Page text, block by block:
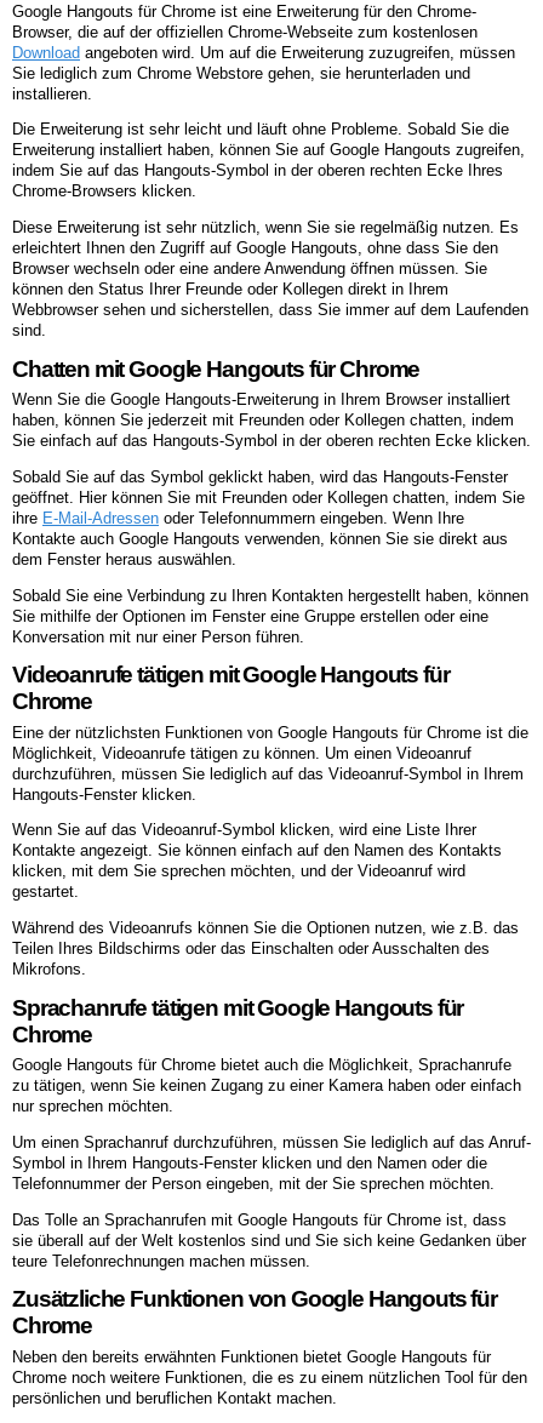
Google Hangouts für Chrome ist eine Erweiterung für den Chrome-
Browser, die auf der offiziellen Chrome-Webseite zum kostenlosen
Download angeboten wird. Um auf die Erweiterung zuzugreifen, müssen
Sie lediglich zum Chrome Webstore gehen, sie herunterladen und
installieren.
Die Erweiterung ist sehr leicht und läuft ohne Probleme. Sobald Sie die
Erweiterung installiert haben, können Sie auf Google Hangouts zugreifen,
indem Sie auf das Hangouts-Symbol in der oberen rechten Ecke Ihres
Chrome-Browsers klicken.
Diese Erweiterung ist sehr nützlich, wenn Sie sie regelmäßig nutzen. Es
erleichtert Ihnen den Zugriff auf Google Hangouts, ohne dass Sie den
Browser wechseln oder eine andere Anwendung öffnen müssen. Sie
können den Status Ihrer Freunde oder Kollegen direkt in Ihrem
Webbrowser sehen und sicherstellen, dass Sie immer auf dem Laufenden
sind.
Chatten mit Google Hangouts für Chrome
Wenn Sie die Google Hangouts-Erweiterung in Ihrem Browser installiert
haben, können Sie jederzeit mit Freunden oder Kollegen chatten, indem
Sie einfach auf das Hangouts-Symbol in der oberen rechten Ecke klicken.
Sobald Sie auf das Symbol geklickt haben, wird das Hangouts-Fenster
geöffnet. Hier können Sie mit Freunden oder Kollegen chatten, indem Sie
ihre E-Mail-Adressen oder Telefonnummern eingeben. Wenn Ihre
Kontakte auch Google Hangouts verwenden, können Sie sie direkt aus
dem Fenster heraus auswählen.
Sobald Sie eine Verbindung zu Ihren Kontakten hergestellt haben, können
Sie mithilfe der Optionen im Fenster eine Gruppe erstellen oder eine
Konversation mit nur einer Person führen.
Videoanrufe tätigen mit Google Hangouts für
Chrome
Eine der nützlichsten Funktionen von Google Hangouts für Chrome ist die
Möglichkeit, Videoanrufe tätigen zu können. Um einen Videoanruf
durchzuführen, müssen Sie lediglich auf das Videoanruf-Symbol in Ihrem
Hangouts-Fenster klicken.
Wenn Sie auf das Videoanruf-Symbol klicken, wird eine Liste Ihrer
Kontakte angezeigt. Sie können einfach auf den Namen des Kontakts
klicken, mit dem Sie sprechen möchten, und der Videoanruf wird
gestartet.
Während des Videoanrufs können Sie die Optionen nutzen, wie z.B. das
Teilen Ihres Bildschirms oder das Einschalten oder Ausschalten des
Mikrofons.
Sprachanrufe tätigen mit Google Hangouts für
Chrome
Google Hangouts für Chrome bietet auch die Möglichkeit, Sprachanrufe
zu tätigen, wenn Sie keinen Zugang zu einer Kamera haben oder einfach
nur sprechen möchten.
Um einen Sprachanruf durchzuführen, müssen Sie lediglich auf das Anruf-
Symbol in Ihrem Hangouts-Fenster klicken und den Namen oder die
Telefonnummer der Person eingeben, mit der Sie sprechen möchten.
Das Tolle an Sprachanrufen mit Google Hangouts für Chrome ist, dass
sie überall auf der Welt kostenlos sind und Sie sich keine Gedanken über
teure Telefonrechnungen machen müssen.
Zusätzliche Funktionen von Google Hangouts für
Chrome
Neben den bereits erwähnten Funktionen bietet Google Hangouts für
Chrome noch weitere Funktionen, die es zu einem nützlichen Tool für den
persönlichen und beruflichen Kontakt machen.